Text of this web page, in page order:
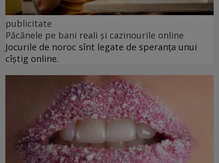
publicitate
Păcănele pe bani reali și cazinourile online
Jocurile de noroc sînt legate de speranța unui
cîștig online.